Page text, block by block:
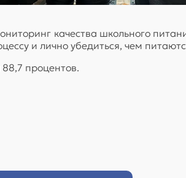
качества школьного
и лично убедиться, чем
процентов.